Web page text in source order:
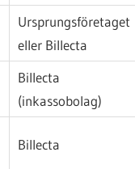
Ursprungsföretaget
eller Billecta
Billecta
(inkassobolag)
Billecta